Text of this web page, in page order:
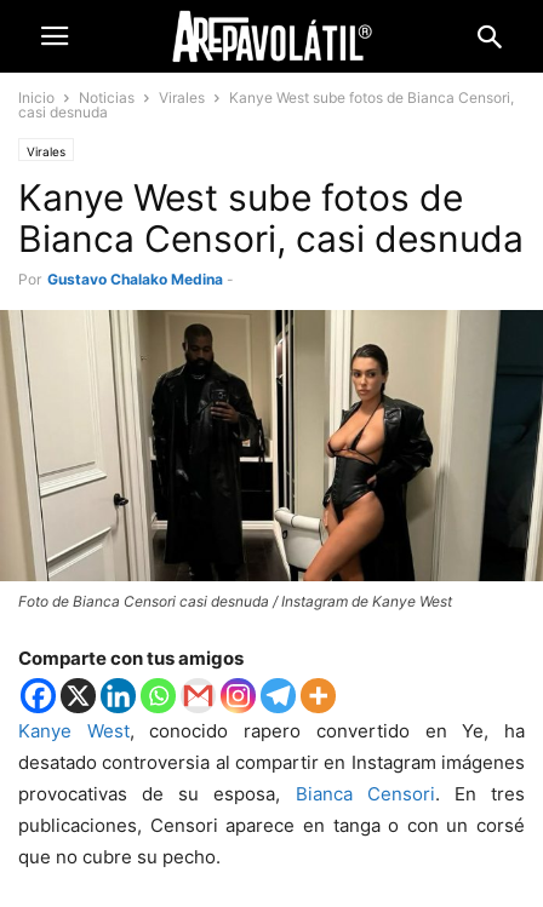
Inicio Noticias Virales
Kanye West sube fotos de Bianca Censori,
casi desnuda
Virales
Kanye West sube fotos de
Bianca Censori, casi desnuda
Por Gustavo Chalako Medina -
Foto de Bianca Censori casi desnuda / Instagram de Kanye West
Comparte con tus amigos
Kanye West, conocido rapero convertido en Ye, ha
desatado controversia al compartir en Instagram imágenes
provocativas de su esposa, Bianca Censori. En tres
publicaciones, Censori aparece en tanga o con un corsé
que no cubre su pecho.